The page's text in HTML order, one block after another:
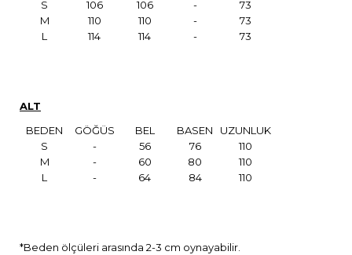
S 106 106 -
73
M
110 110 -
73
L
114 114 - 73
ALT
BEDEN
GÖĞÜS BEL BASEN
UZUNLUK
S
- 56 76
110
M
- 60 80
110
L
- 64 84 110
*Beden ölçüleri arasında 2-3 cm oynayabilir.